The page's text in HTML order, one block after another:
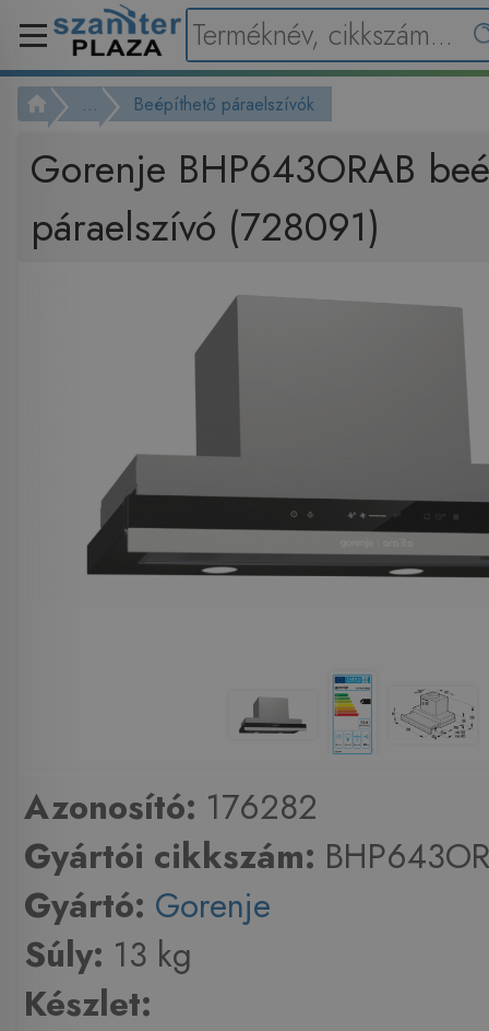
... Beépíthető páraelszívók
Gorenje BHP643ORAB
páraelszívó (728091)
Azonosító: 176282
Gyártói cikkszám:
Gyártó: Gorenje
Súly: 13 kg
Készlet: